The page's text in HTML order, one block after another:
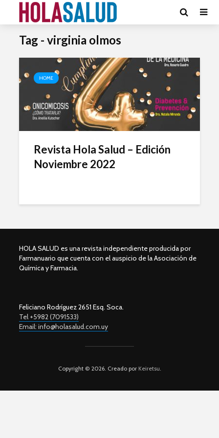
Tag - virginia olmos
HOME
Revista Hola Salud – Edición
Noviembre 2022
HOLA SALUD es una revista independiente producida por
Farmanuario que cuenta con el auspicio de la Asociación de
Química y Farmacia.
Feliciano Rodríguez 2651 Esq. Soca.
Tel +5982 (7091533)
Email: info@holasalud.com.uy
Copyright © 2026. Creado porKeiretsu.